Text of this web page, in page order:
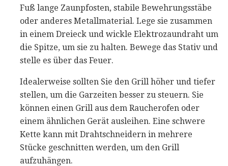
Fuß lange Zaunpfosten, stabile Bewehrungsstäbe
oder anderes Metallmaterial. Lege sie zusammen
in einem Dreieck und wickle Elektrozaundraht um
die Spitze, um sie zu halten. Bewege das Stativ und
stelle es über das Feuer.
Idealerweise sollten Sie den Grill höher und tiefer
stellen, um die Garzeiten besser zu steuern. Sie
können einen Grill aus dem Raucherofen oder
einem ähnlichen Gerät ausleihen. Eine schwere
Kette kann mit Drahtschneidern in mehrere
Stücke geschnitten werden, um den Grill
aufzuhängen.